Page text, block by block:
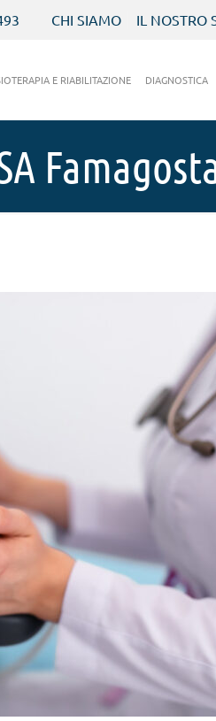
CHI SIAMO IL NOSTRO
E RIABILITAZIONE DIAGNOSTICA